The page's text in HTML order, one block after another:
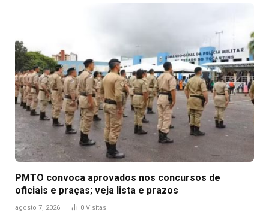
PMTO convoca aprovados nos concursos de
oficiais e praças; veja lista e prazos
agosto 7, 2026 0 Visitas